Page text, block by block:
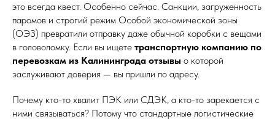
это всегда квест. Особенно сейчас. Санкции, загруженность
паромов и строгий режим Особой экономической зоны
(ОЭЗ) превратили отправку даже обычной коробки с вещами
в головоломку. Если вы ищете транспортную компанию по
перевозкам из Калининграда отзывы о которой
заслуживают доверия — вы пришли по адресу.
Почему кто-то хвалит ПЭК или СДЭК, а кто-то зарекается с
ними связываться? Потому что стандартные логистические